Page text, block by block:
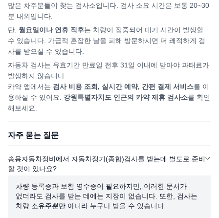
많은 차주분들이 찾는 검사소입니다. 검사 소요 시간은 보통 20~30
분 내외입니다.
단, 월요일이나 연휴 직후는 차량이 집중되어 대기 시간이 발생할
수 있습니다. 가급적 혼잡한 날을 피해 방문하시면 더 쾌적하게 검
사를 받으실 수 있습니다.
자동차 검사는 유효기간 만료일 전후 31일 이내에 받아야 과태료가
발생하지 않습니다.
카약 앱에서는 검사 비용 조회, 실시간 예약, 간편 결제 서비스를 이
용하실 수 있어요. 강원특별자치도 인근의 카약 제휴 검사소를 확인
해보세요.
자주 묻는 질문
송용자동차정비에서 자동차정기(종합)검사를 받는데 별도로 준비
할 것이 있나요?
차량 등록증과 보험 영수증이 필요하지만, 이러한 문서가
없더라도 검사를 받는 데에는 지장이 없습니다. 또한, 검사는
차량 소유주뿐만 아니라 누구나 받을 수 있습니다.